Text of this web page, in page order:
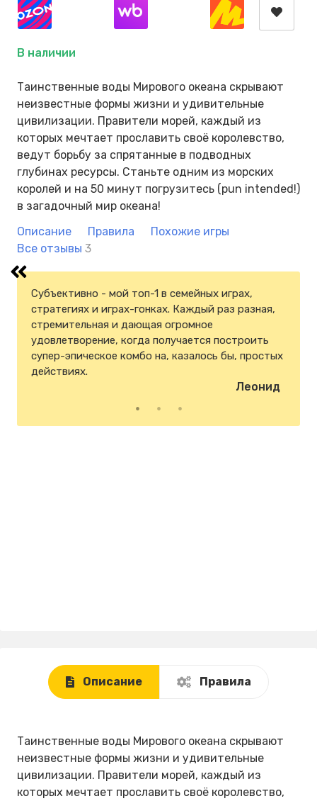
В наличии
Таинственные воды Мирового океана скрывают
неизвестные формы жизни и удивительные
цивилизации. Правители морей, каждый из
которых мечтает прославить своё королевство,
ведут борьбу за спрятанные в подводных
глубинах ресурсы. Станьте одним из морских
королей и на 50 минут погрузитесь (pun intended!)
в загадочный мир океана!
Описание
Правила
Похожие игры
Все отзывы 3
Субъективно - мой топ-1 в семейных играх,
стратегиях и играх-гонках. Каждый раз разная,
стремительная и дающая огромное
удовлетворение, когда получается построить
супер-эпическое комбо на, казалось бы, простых
действиях.
Леонид
Потрясающее оформление, "живой" карточный
движок, трехслойные планшеты, глубокий
геймплей. В игру можно играть как "по-
семейному", получая удовольствие от процесса,
так и "на победу" с настоящими гиками - можно
проворачивать крутые комбинации.
Виктор
Кто любит такие аспекты, как борьба за цели и
комбинирование свойств а-ля RftG, но хочет
чего-то динамичного и не перегруженного
правилами, то Акватика – отличный вариант на
попробовать
Описание Правила
Таинственные воды Мирового океана скрывают
неизвестные формы жизни и удивительные
цивилизации. Правители морей, каждый из
которых мечтает прославить своё королевство,